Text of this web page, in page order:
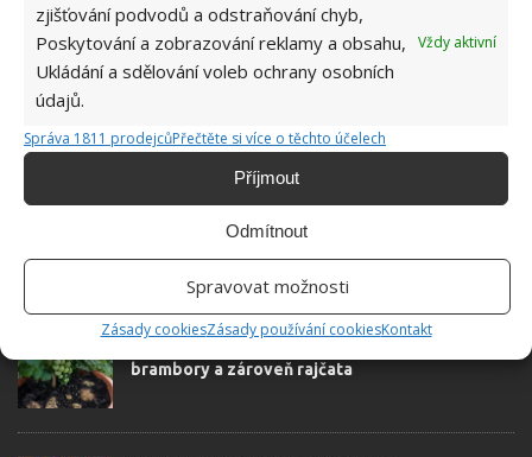
zjišťování podvodů a odstraňování chyb,
Poskytování a zobrazování reklamy a obsahu,
Ukládání a sdělování voleb ochrany osobních
údajů.
Vždy aktivní
Správa 1811 prodejcůPřečtěte si více o těchto účelech
Příjmout
Odmítnout
Spravovat možnosti
Zásady cookiesZásady používání cookiesKontakt
Přírodní prostředky pro boj s plevelem na
brambory a zároveň rajčata